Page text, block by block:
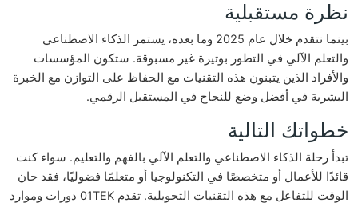
نظرة مستقبلية
بينما نتقدم خلال عام 2025 وما بعده، يستمر الذكاء الاصطناعي
والتعلم الآلي في التطور بوتيرة غير مسبوقة. ستكون المؤسسات
والأفراد الذين يتبنون هذه التقنيات مع الحفاظ على التوازن مع الخبرة
البشرية في أفضل وضع للنجاح في المستقبل الرقمي.
خطواتك التالية
تبدأ رحلة الذكاء الاصطناعي والتعلم الآلي بالفهم والتعليم. سواء كنت
قائدًا للأعمال أو متخصصًا في التكنولوجيا أو متعلمًا فضوليًا، فقد حان
الوقت للتفاعل مع هذه التقنيات التحويلية. تقدم 01TEK دورات وموارد